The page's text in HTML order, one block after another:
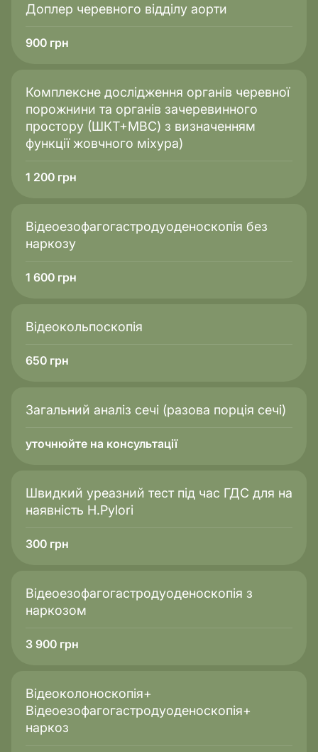
Головна підступність інфекції — її тривалий
компенсувати присутність вірусу, тому чудове
збудника. Тестування важливе саме тоді, коли Вас
нічого не турбує: це єдиний спосіб дізнатися факти
про свій імунний статус, захистити близьких і діяти
на випередження.
Доплер черевного відділу аорти
900 грн
Комплексне дослідження органів черевної
порожнини та органів зачеревинного
простору (ШКТ+МВС) з визначенням
функції жовчного міхура)
1 200 грн
Відеоезофагогастродуоденоскопія без
наркозу
1 600 грн
Відеокольпоскопія
650 грн
Загальний аналіз сечі (разова порція сечі)
уточнюйте на консультації
Швидкий уреазний тест під час ГДС для на
наявність H.Pylori
300 грн
Відеоезофагогастродуоденоскопія з
наркозом
3 900 грн
Відеоколоноскопія+
Відеоезофагогастродуоденоскопія+
наркоз